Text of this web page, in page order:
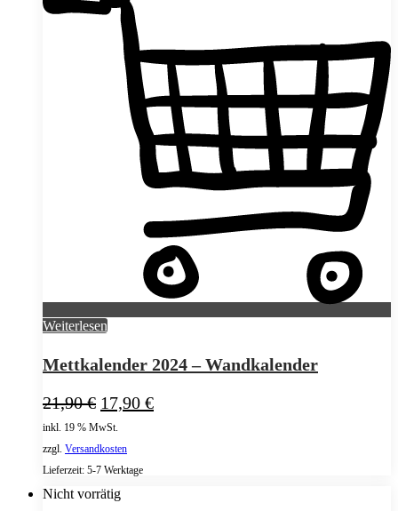
Weiterlesen
Mettkalender 2024 – Wandkalender
21,90€ Ursprünglicher
Preis
war:
21,90 €
17,90 €Aktueller
inkl. 19 % MwSt.
zzgl. Versandkosten
Lieferzeit: 5-7 Werktage
Nicht vorrätig